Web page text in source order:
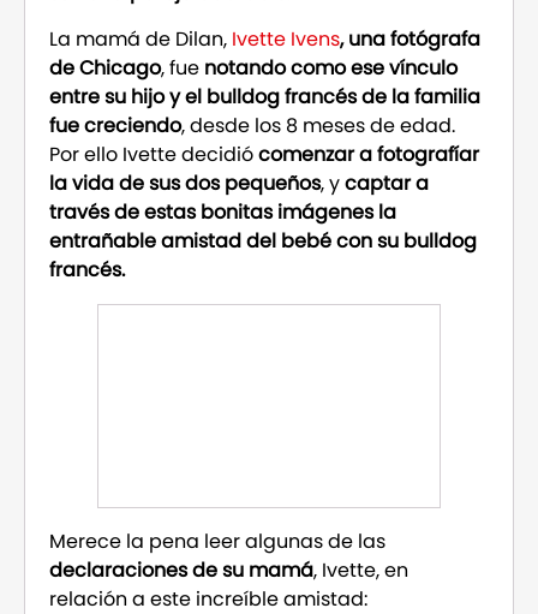
La mamá de Dilan, Ivette Ivens, una fotógrafa
de Chicago, fue notando como ese vínculo
entre su hijo y el bulldog francés de la familia
fue creciendo, desde los 8 meses de edad.
Por ello Ivette decidiócomenzar a fotografíar
la vida de sus dos pequeños, ycaptar a
través de estas bonitas imágenes la
entrañable amistad del bebé con su bulldog
francés.
Merece la pena leer algunas de las
declaraciones de su mamá, Ivette, en
relación a este increíble amistad: